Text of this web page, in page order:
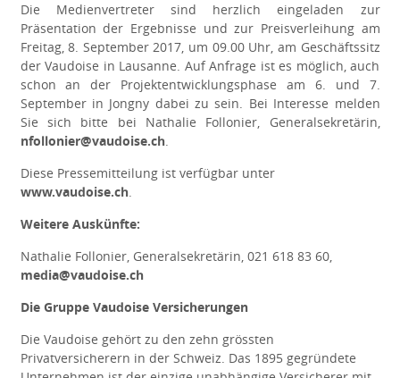
Die Medienvertreter sind herzlich eingeladen zur
Präsentation der Ergebnisse und zur Preisverleihung am
Freitag, 8. September 2017, um 09.00 Uhr, am Geschäftssitz
der Vaudoise in Lausanne. Auf Anfrage ist es möglich, auch
schon an der Projektentwicklungsphase am 6. und 7.
September in Jongny dabei zu sein. Bei Interesse melden
Sie sich bitte bei Nathalie Follonier, Generalsekretärin,
nfollonier@vaudoise.ch.
Diese Pressemitteilung ist verfügbar unter
www.vaudoise.ch.
Weitere Auskünfte:
Nathalie Follonier, Generalsekretärin, 021 618 83 60,
media@vaudoise.ch
Die Gruppe Vaudoise Versicherungen
Die Vaudoise gehört zu den zehn grössten
Privatversicherern in der Schweiz. Das 1895 gegründete